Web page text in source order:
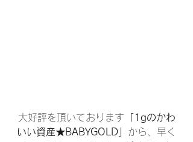
大好評を頂いております 「1gのかわ
いい資産★BABYGOLD」 から、早く